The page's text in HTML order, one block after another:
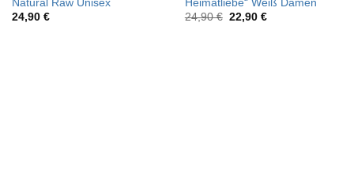
Natural Raw Unisex
24,90 €
Heimatliebe“ Weiß Damen
24,90€ Ursprünglicher
22,90 €Aktueller